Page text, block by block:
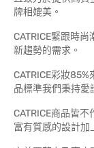
牌相媲美。
CATRICE緊跟時
新趨勢的需求。
CATRICE彩妝
品標準我們秉持愛
CATRICE商品皆
富有質感的設計加